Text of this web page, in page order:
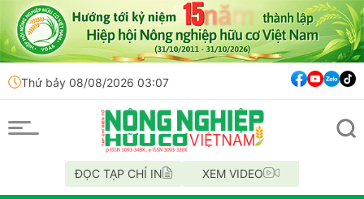
Thứ bảy 08/08/2026 03:07
ĐỌC TẠP CHÍ IN XEM VIDEO